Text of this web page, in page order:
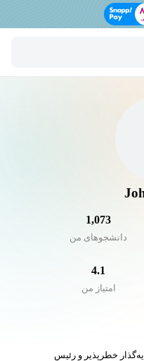
1,073
دانشجو‌های من
4.1
امتیاز من
خطرپذیر و رئیس